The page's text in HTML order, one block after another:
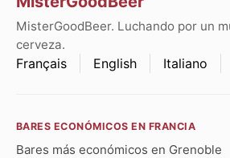
MisterGoodBeer. Luchando por un
cerveza.
Français English Italiano
BARES ECONÓMICOS EN FRANCIA
Bares más económicos en Grenoble